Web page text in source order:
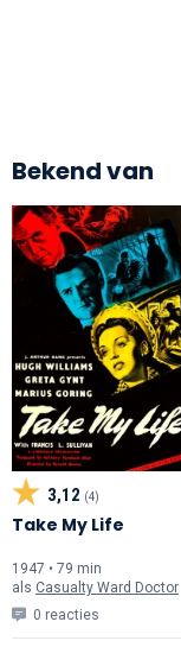
Bekend van
3,12 (4)
Take My Life
1947 • 79 min
als Casualty Ward Doctor
0 reacties